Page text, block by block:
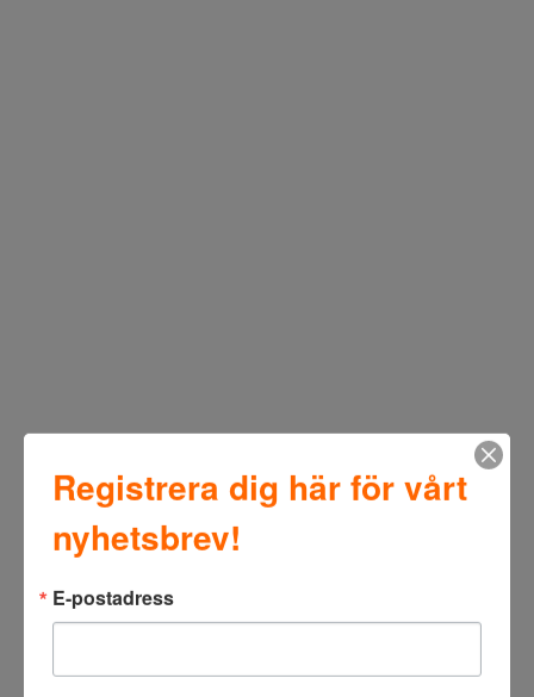
Registrera dig här för vårt
nyhetsbrev!
E-postadress